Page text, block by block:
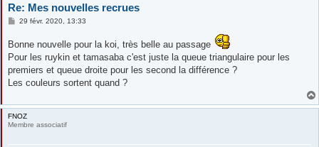
Re: Mes nouvelles recrues
M
s
a
g
e
29 févr. 2020, 13:33
Bonne nouvelle pour la koi, très belle au passage
Pour les ruykin et tamasaba c'est juste la queue triangulaire pour les
premiers et queue droite pour les second la différence ?
Les couleurs sortent quand ?
FNOZ
Membre associatif